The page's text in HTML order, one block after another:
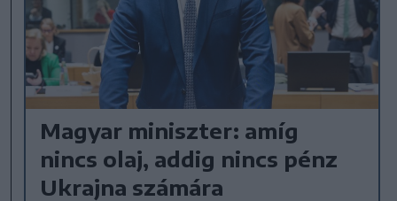
Magyar miniszter: amíg
nincs olaj, addig nincs pénz
Ukrajna számára